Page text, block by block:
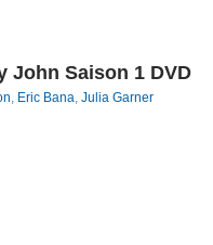
John Saison 1 DVD
, Eric Bana,Julia Garner